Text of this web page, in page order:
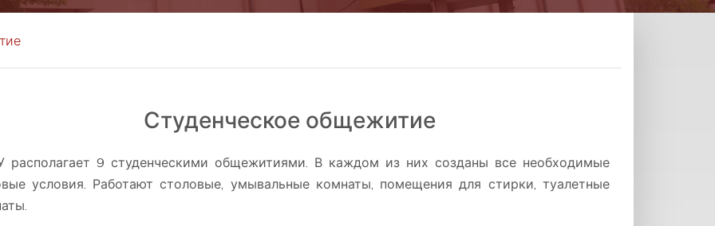
Студенческое общежитие
располагает 9 студенческими общежитиями. В каждом из них созданы все необходимые
условия. Работают столовые, умывальные комнаты, помещения для стирки, туалетные